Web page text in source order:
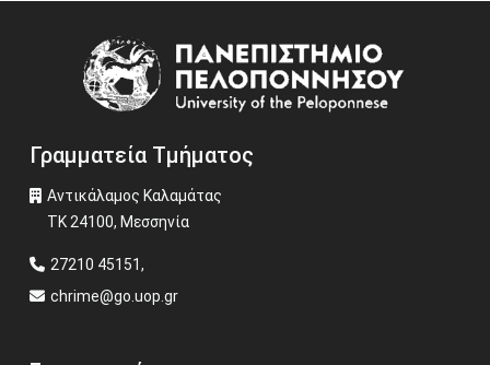
Γραμματεία Τμήματος
Αντικάλαμος Καλαμάτας
ΤΚ 24100, Μεσσηνία
27210 45151,
chrime@go.uop.gr